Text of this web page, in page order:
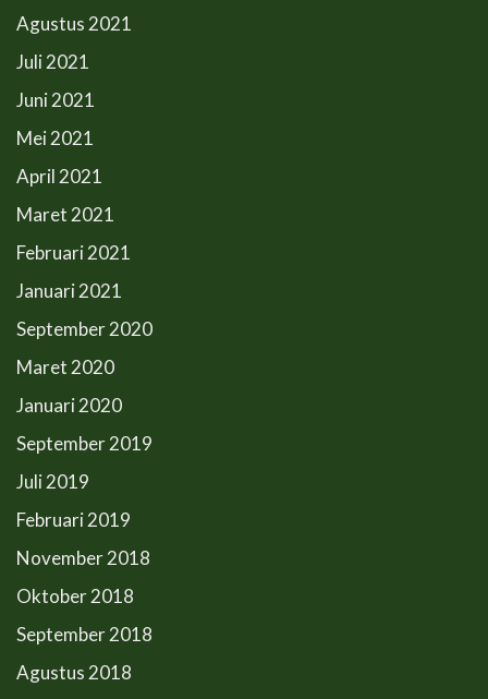
Agustus 2021
Juli 2021
Juni 2021
Mei 2021
April 2021
Maret 2021
Februari 2021
Januari 2021
September 2020
Maret 2020
Januari 2020
September 2019
Juli 2019
Februari 2019
November 2018
Oktober 2018
September 2018
Agustus 2018